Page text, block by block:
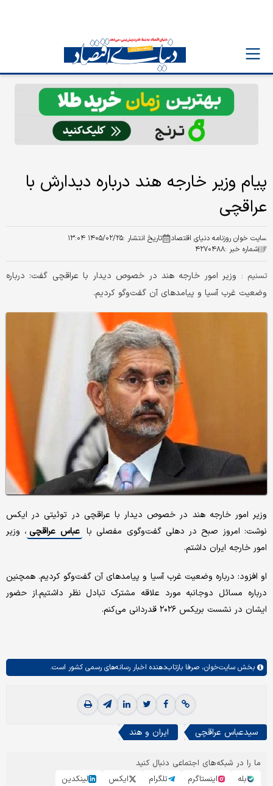
پیام وزیر خارجه هند درباره دیدارش با
عراقچی
سایت خوان روزنامه دنیای اقتصاد تاریخ انتشار :۱۴۰۵/۰۲/۲۵ ۱۳:۰۴
شماره خبر :۴۲۷۰۴۸۸
تسنیم : وزیر امور خارجه هند در خصوص دیدار با عراقچی گفت: درباره
وضعیت غرب آسیا و پیامدهای آن گفت‌وگو کردیم.
وزیر امور خارجه هند در خصوص دیدار با عراقچی در توئیتی در ایکس
نوشت: امروز صبح در دهلی گفت‌وگوی مفصلی با عباس عراقچی ، وزیر
امور خارجه ایران داشتم.
او افزود: درباره وضعیت غرب آسیا و پیامدهای آن گفت‌وگو کردیم. همچنین
درباره مسائل دوجانبه مورد علاقه مشترک تبادل نظر داشتیم.از حضور
ایشان در نشست بریکس ۲۰۲۶ قدردانی می‌کنم.
بخش سایت‌خوان، صرفا بازتاب‌دهنده اخبار رسانه‌های رسمی کشور است.
سیدعباس عراقچی ایران و هند
ما را در شبکه‌های اجتماعی دنبال کنید
بله
اینستاگرم تلگرام ایکس لینکدین